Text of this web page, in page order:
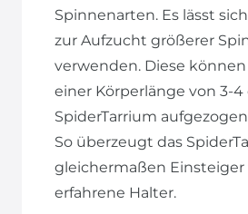
Spinnenarten. Es lässt
zur Aufzucht größerer
verwenden. Diese können
einer Körperlänge von 3-4
SpiderTarrium
So überzeugt das
gleichermaßen Einsteiger
erfahrene Halter.